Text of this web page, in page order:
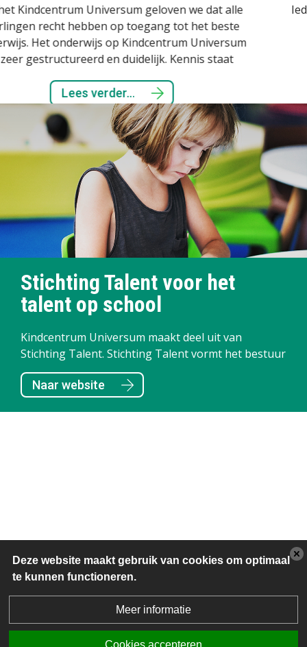
geloven we dat alle
tot het beste
Universum
Kennis staat
rondleiding.
Iedereen binnen ons
werkt, wij streven het
Stichting Talent voor het
talent op school
Stichting Talent. Stichting Talent vormt het bestuur
van elf openbare basisscholen in de Gemeente
Hoorn.
Deze website maakt gebruik van cookies om optimaal
te kunnen functioneren.
Meer informatie
Cookies accepteren